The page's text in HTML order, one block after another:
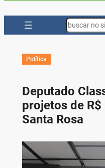
Search
Política
Deputado
projetos de
Santa Rosa